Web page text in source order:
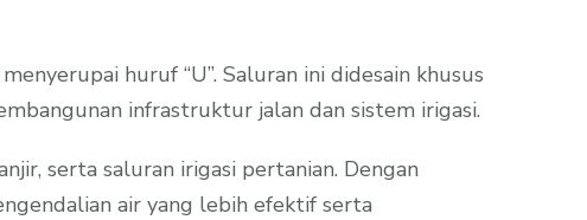
huruf “U”. Saluran ini didesain khusus
infrastruktur jalan dan sistem irigasi.
serta saluran irigasi pertanian. Dengan
air yang lebih efektif serta